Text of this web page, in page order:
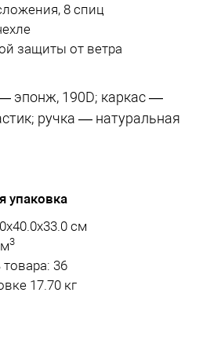
8 спиц
защиты от ветра
эпонж, 190D; каркас —
ручка — натуральная
упаковка
см
3
36
17.70 кг